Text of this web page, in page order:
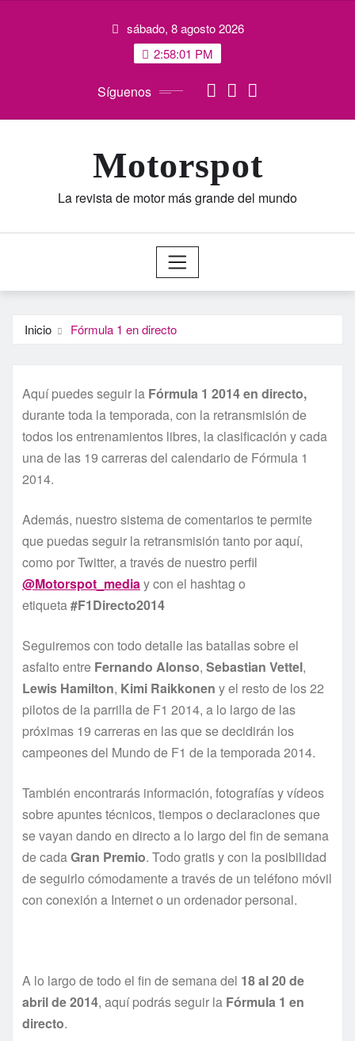
sábado, 8 agosto 2026
2:58:02 PM
Síguenos
Motorspot
La revista de motor más grande del mundo
Inicio Fórmula 1 en directo
Aquí puedes seguir la Fórmula 1 2014 en directo,
durante toda la temporada, con la retransmisión de
todos los entrenamientos libres, la clasificación y cada
una de las 19 carreras del calendario de Fórmula 1
2014.
Además, nuestro sistema de comentarios te permite
que puedas seguir la retransmisión tanto por aquí,
como por Twitter, a través de nuestro perfil
@Motorspot_mediay con el hashtag o
etiqueta#F1Directo2014
Seguiremos con todo detalle las batallas sobre el
asfalto entre Fernando Alonso, Sebastian Vettel,
Lewis Hamilton, Kimi Raikkonen y el resto de los 22
pilotos de la parrilla de F1 2014, a lo largo de las
próximas 19 carreras en las que se decidirán los
campeones del Mundo de F1 de la temporada 2014.
También encontrarás información, fotografías y vídeos
sobre apuntes técnicos, tiempos o declaraciones que
se vayan dando en directo a lo largo del fin de semana
de cadaGran Premio. Todo gratis y con la posibilidad
de seguirlo cómodamente a través de un teléfono móvil
con conexión a Internet o un ordenador personal.
A lo largo de todo el fin de semana del 18 al 20 de
abril de 2014, aquí podrás seguir la Fórmula 1 en
directo.